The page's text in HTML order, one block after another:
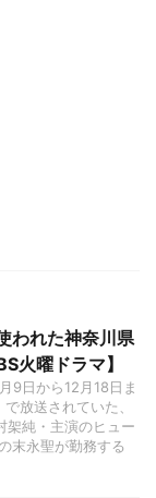
われた神奈川県
火曜ドラマ】
9日から12月18日ま
放送されていた、
架純・主演のヒュー
末永聖が勤務する